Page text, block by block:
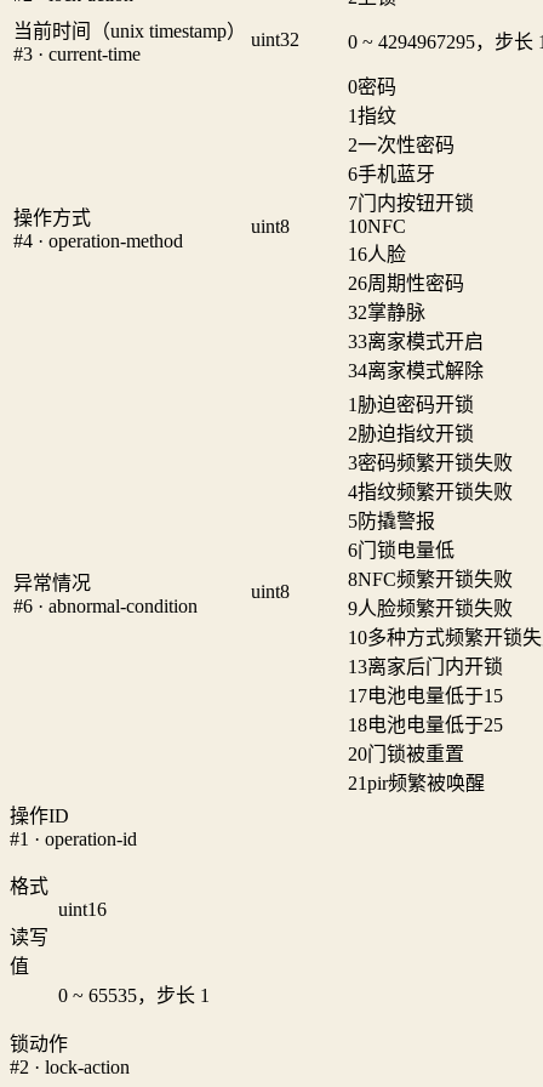
当前时间（unix timestamp）
#3 · current-time
uint32 0 ~ 4294967295，步长
操作方式
#4 · operation-method
uint8
0密码
1指纹
2一次性密码
6手机蓝牙
7门内按钮开锁
10NFC
16人脸
26周期性密码
32掌静脉
33离家模式开启
34离家模式解除
异常情况
#6 · abnormal-condition
uint8
1 胁迫密码开锁
2胁迫指纹开锁
3密码频繁开锁失败
4指纹频繁开锁失败
5防撬警报
6门锁电量低
8NFC频繁开锁失败
9人脸频繁开锁失败
10多种方式频繁开锁
13离家后门内开锁
17电池电量低于15
18电池电量低于25
20门锁被重置
21pir频繁被唤醒
操作ID
#1 · operation-id
格式
uint16
读写
值
0 ~ 65535，步长 1
锁动作
#2 · lock-action